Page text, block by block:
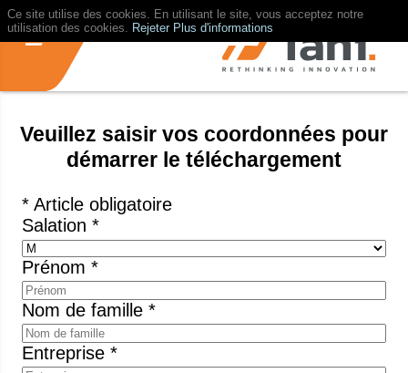
Ce site utilise des cookies. En utilisant le site, vous acceptez notre
utilisation des cookies. Rejeter Plus d'informations
Veuillez saisir vos coordonnées pour
démarrer le téléchargement
* Article obligatoire
Salation *
Prénom *
Nom de famille *
Entreprise *